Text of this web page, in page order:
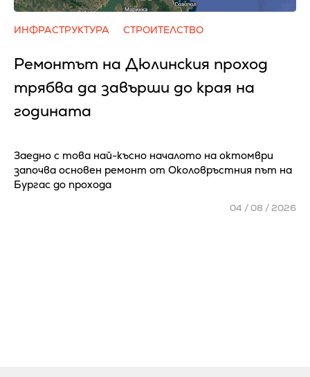
ИНФРАСТРУКТУРА СТРОИТЕЛСТВО
Ремонтът на Дюлинския проход
трябва да завърши до края на
годината
Заедно с това най-късно началото на октомври
започва основен ремонт от Околовръстния път на
Бургас до прохода
04 / 08 / 2026